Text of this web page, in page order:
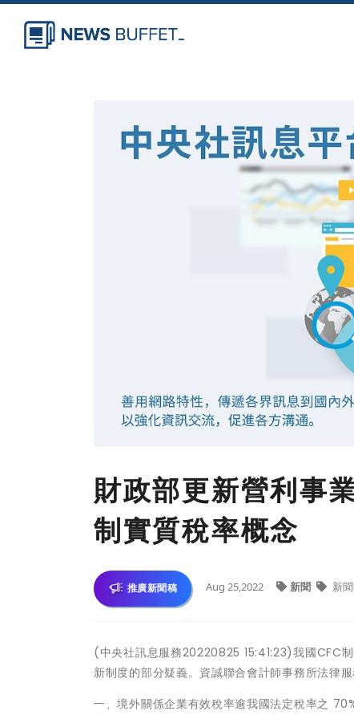
財政部更新營利事
制實質稅率概念
推廣新聞稿 Aug 25,2022 新聞 新
(中央社訊息服務20220825 15:41:23)我國CFC
新制度的部分疑義。資誠聯合會計師事務所法律
一、境外關係企業有效稅率逾我國法定稅率之